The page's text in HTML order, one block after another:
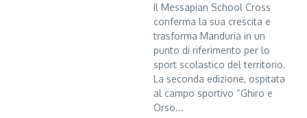
Il Messapian School Cross
conferma la sua crescita e
trasforma Manduria in un
punto di riferimento per lo
sport scolastico del territorio.
La seconda edizione, ospitata
al campo sportivo “Ghiro e
Orso...